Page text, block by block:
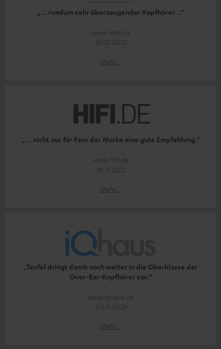
„… rundum sehr überzeugender Kopfhörer…“
www.testr.at
10.12.2023
Mehr...
„… nicht nur für Fans der Marke eine gute Empfehlung.“
www.hifi.de
16.11.2023
Mehr...
„Teufel dringt damit noch weiter in die Oberklasse der
Over-Ear-Kopfhörer vor.“
www.iqhaus.de
09.11.2023
Mehr...